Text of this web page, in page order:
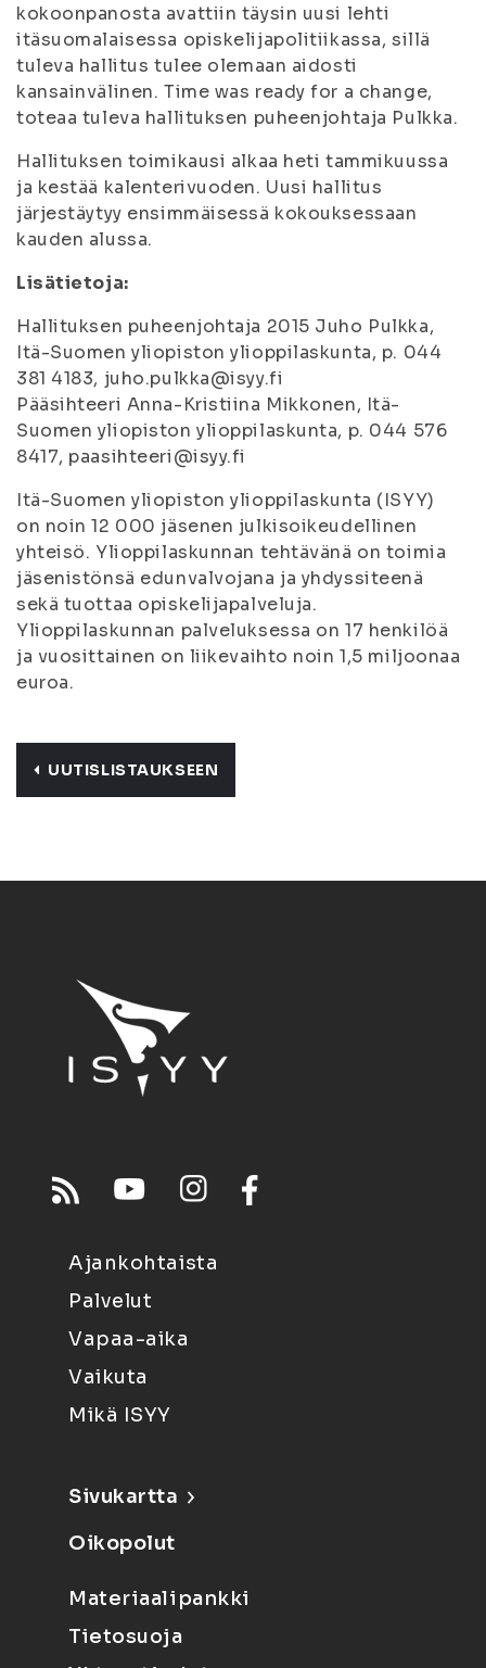
kokoonpanosta avattiin täysin uusi lehti
itäsuomalaisessa opiskelijapolitiikassa, sillä
tuleva hallitus tulee olemaan aidosti
kansainvälinen. Time was ready for a change,
toteaa tuleva hallituksen puheenjohtaja Pulkka.
Hallituksen toimikausi alkaa heti tammikuussa
ja kestää kalenterivuoden. Uusi hallitus
järjestäytyy ensimmäisessä kokouksessaan
kauden alussa.
Lisätietoja:
Hallituksen puheenjohtaja 2015 Juho Pulkka,
Itä-Suomen yliopiston ylioppilaskunta, p. 044
381 4183, juho.pulkka@isyy.fi
Pääsihteeri Anna-Kristiina Mikkonen, Itä-
Suomen yliopiston ylioppilaskunta, p. 044 576
8417, paasihteeri@isyy.fi
Itä-Suomen yliopiston ylioppilaskunta (ISYY)
on noin 12 000 jäsenen julkisoikeudellinen
yhteisö. Ylioppilaskunnan tehtävänä on toimia
jäsenistönsä edunvalvojana ja yhdyssiteenä
sekä tuottaa opiskelijapalveluja.
Ylioppilaskunnan palveluksessa on 17 henkilöä
ja vuosittainen on liikevaihto noin 1,5 miljoonaa
euroa.
UUTISLISTAUKSEEN
Ajankohtaista
Palvelut
Vapaa-aika
Vaikuta
Mikä ISYY
Sivukartta
Oikopolut
Materiaalipankki
Tietosuoja